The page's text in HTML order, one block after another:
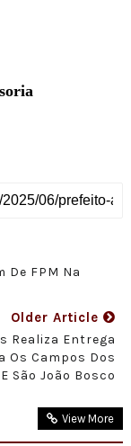
FPM Na
Older Article
Realiza Entrega
Os Campos Dos
São João Bosco
View More